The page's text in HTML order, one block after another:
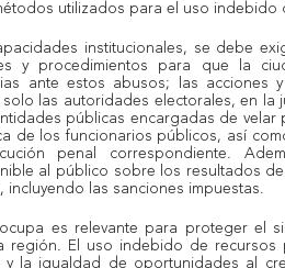
utilizados para el uso indebido
institucionales, se debe
y procedimientos para que la
ante estos abusos; las acciones
las autoridades electorales, en la
públicas encargadas de
de los funcionarios públicos, así
penal correspondiente.
al público sobre los resultados
incluyendo las sanciones impuestas.
es relevante para proteger el
región. El uso indebido de recursos
y la igualdad de oportunidades al